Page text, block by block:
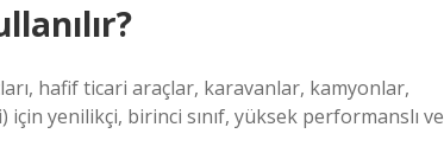
hafif ticari araçlar, karavanlar, kamyonlar,
yenilikçi, birinci sınıf, yüksek performanslı ve